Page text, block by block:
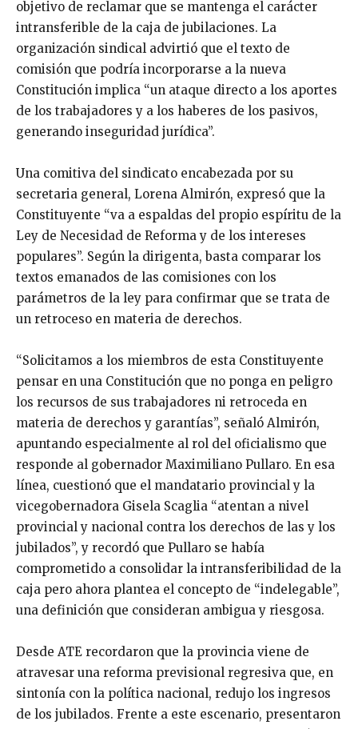
objetivo de reclamar que se mantenga el carácter
intransferible de la caja de jubilaciones. La
organización sindical advirtió que el texto de
comisión que podría incorporarse a la nueva
Constitución implica “un ataque directo a los aportes
de los trabajadores y a los haberes de los pasivos,
generando inseguridad jurídica”.
Una comitiva del sindicato encabezada por su
secretaria general, Lorena Almirón, expresó que la
Constituyente “va a espaldas del propio espíritu de la
Ley de Necesidad de Reforma y de los intereses
populares”. Según la dirigenta, basta comparar los
textos emanados de las comisiones con los
parámetros de la ley para confirmar que se trata de
un retroceso en materia de derechos.
“Solicitamos a los miembros de esta Constituyente
pensar en una Constitución que no ponga en peligro
los recursos de sus trabajadores ni retroceda en
materia de derechos y garantías”, señaló Almirón,
apuntando especialmente al rol del oficialismo que
responde al gobernador Maximiliano Pullaro. En esa
línea, cuestionó que el mandatario provincial y la
vicegobernadora Gisela Scaglia “atentan a nivel
provincial y nacional contra los derechos de las y los
jubilados”, y recordó que Pullaro se había
comprometido a consolidar la intransferibilidad de la
caja pero ahora plantea el concepto de “indelegable”,
una definición que consideran ambigua y riesgosa.
Desde ATE recordaron que la provincia viene de
atravesar una reforma previsional regresiva que, en
sintonía con la política nacional, redujo los ingresos
de los jubilados. Frente a este escenario, presentaron